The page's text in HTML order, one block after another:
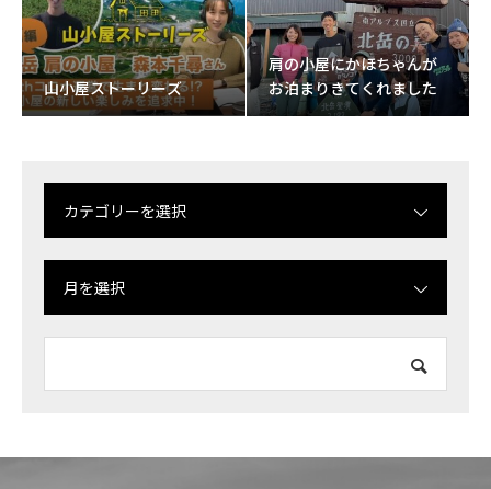
山小屋ストーリーズ
肩の小屋にかほちゃんが
お泊まりきてくれました
カテゴリーを選択
月を選択